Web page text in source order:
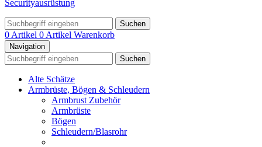
Suchen
0 Artikel 0 Artikel Warenkorb
Navigation
Suchen
Alte Schätze
Armbrüste, Bögen & Schleudern
Armbrust Zubehör
Armbrüste
Bögen
Schleudern/Blasrohr